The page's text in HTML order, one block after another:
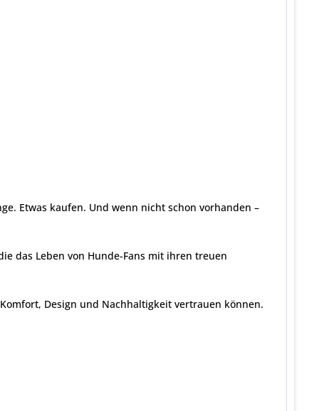
Etwas kaufen. Und wenn nicht schon vorhanden –
das Leben von Hunde-Fans mit ihren treuen
Design und Nachhaltigkeit vertrauen können.